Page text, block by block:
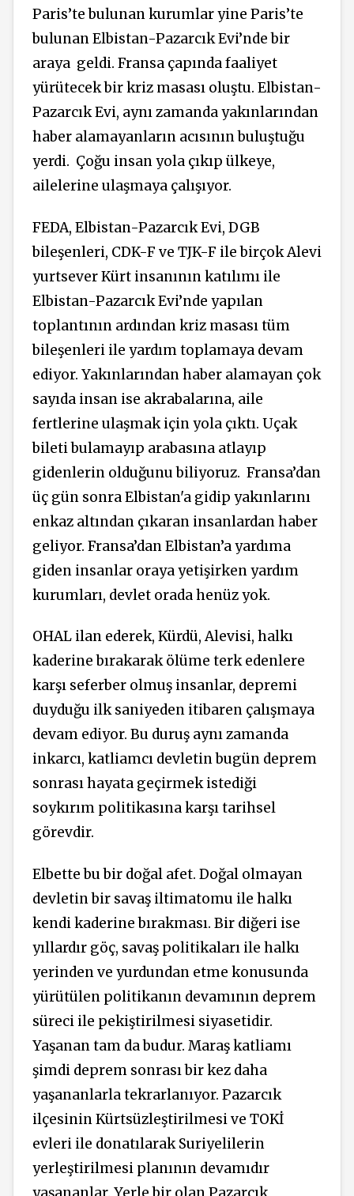
Paris’te bulunan kurumlar yine Paris’te
bulunan Elbistan-Pazarcık Evi’nde bir
araya geldi. Fransa çapında faaliyet
yürütecek bir kriz masası oluştu. Elbistan-
Pazarcık Evi, aynı zamanda yakınlarından
haber alamayanların acısının buluştuğu
yerdi. Çoğu insan yola çıkıp ülkeye,
ailelerine ulaşmaya çalışıyor.
FEDA, Elbistan-Pazarcık Evi, DGB
bileşenleri, CDK-F ve TJK-F ile birçok Alevi
yurtsever Kürt insanının katılımı ile
Elbistan-Pazarcık Evi’nde yapılan
toplantının ardından kriz masası tüm
bileşenleri ile yardım toplamaya devam
ediyor. Yakınlarından haber alamayan çok
sayıda insan ise akrabalarına, aile
fertlerine ulaşmak için yola çıktı. Uçak
bileti bulamayıp arabasına atlayıp
gidenlerin olduğunu biliyoruz. Fransa’dan
üç gün sonra Elbistan'a gidip yakınlarını
enkaz altından çıkaran insanlardan haber
geliyor. Fransa’dan Elbistan’a yardıma
giden insanlar oraya yetişirken yardım
kurumları, devlet orada henüz yok.
OHAL ilan ederek, Kürdü, Alevisi, halkı
kaderine bırakarak ölüme terk edenlere
karşı seferber olmuş insanlar, depremi
duyduğu ilk saniyeden itibaren çalışmaya
devam ediyor. Bu duruş aynı zamanda
inkarcı, katliamcı devletin bugün deprem
sonrası hayata geçirmek istediği
soykırım politikasına karşı tarihsel
görevdir.
Elbette bu bir doğal afet. Doğal olmayan
devletin bir savaş iltimatomu ile halkı
kendi kaderine bırakması. Bir diğeri ise
yıllardır göç, savaş politikaları ile halkı
yerinden ve yurdundan etme konusunda
yürütülen politikanın devamının deprem
süreci ile pekiştirilmesi siyasetidir.
Yaşanan tam da budur. Maraş katliamı
şimdi deprem sonrası bir kez daha
yaşananlarla tekrarlanıyor. Pazarcık
ilçesinin Kürtsüzleştirilmesi ve TOKİ
evleri ile donatılarak Suriyelilerin
yerleştirilmesi planının devamıdır